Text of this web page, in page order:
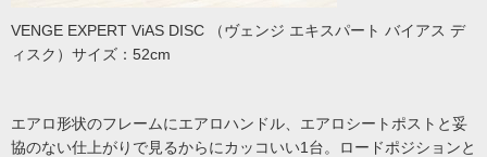
VENGE EXPERT ViAS DISC （ヴェンジ エキスパート バイアス デ
ィスク）サイズ：52cm
エアロ形状のフレームにエアロハンドル、エアロシートポストと妥
協のない仕上がりで見るからにカッコいい1台。ロードポジションと